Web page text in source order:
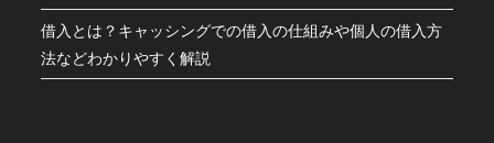
借入とは？キャッシングでの借入の仕組みや個人の借入方
法などわかりやすく解説